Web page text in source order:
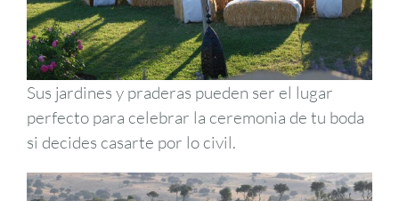
Sus jardines y praderas pueden ser el lugar
perfecto para celebrar la ceremonia de tu boda
si decides casarte por lo civil.